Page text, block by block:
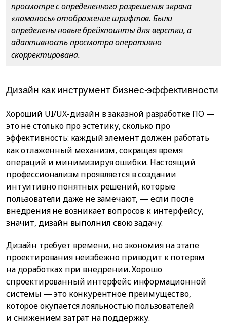
просмотре с определенного разрешения экрана
«ломалось» отображение шрифтов. Были
определены новые брейкпоинты для верстки, а
адаптивность просмотра оперативно
скорректирована.
Дизайн как инструмент бизнес-эффективности
Хороший UI/UX-дизайн в заказной разработке ПО —
это не столько про эстетику, сколько про
эффективность: каждый элемент должен работать
как отлаженный механизм, сокращая время
операций и минимизируя ошибки. Настоящий
профессионализм проявляется в создании
интуитивно понятных решений, которые
пользователи даже не замечают, — если после
внедрения не возникает вопросов к интерфейсу,
значит, дизайн выполнил свою задачу.
Дизайн требует времени, но экономия на этапе
проектирования неизбежно приводит к потерям
на доработках при внедрении. Хорошо
спроектированный интерфейс информационной
системы — это конкурентное преимущество,
которое окупается лояльностью пользователей
и снижением затрат на поддержку.